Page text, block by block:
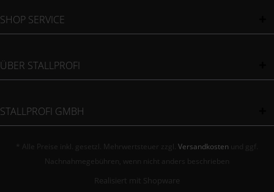
SHOP SERVICE
ÜBER STALLPROFI
STALLPROFI GMBH
* Alle Preise inkl. gesetzl. Mehrwertsteuer zzgl. Versandkosten und ggf.
Nachnahmegebühren, wenn nicht anders beschrieben
Realisiert mit Shopware